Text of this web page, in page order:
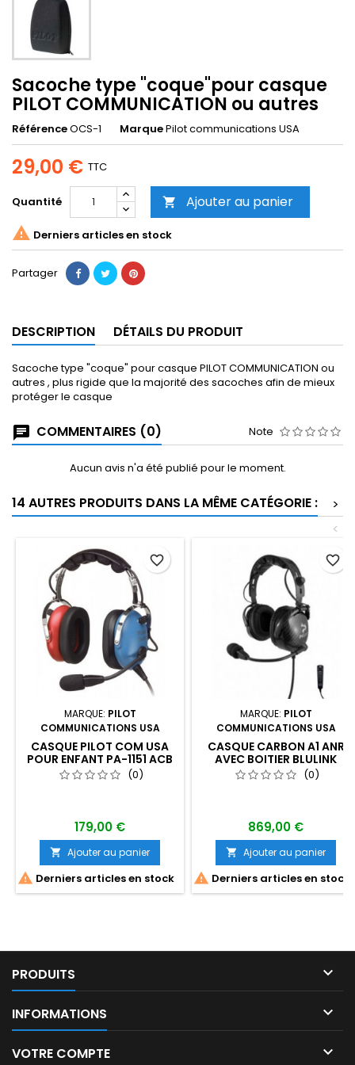
Sacoche type "coque"pour casque
PILOT COMMUNICATION ou autres
RéférenceOCS-1 MarquePilot communications USA
29,00 € TTC
Quantité  Ajouter au panier
 Derniers articles en stock
Partager
DESCRIPTION DÉTAILS DU PRODUIT
Sacoche type "coque" pour casque PILOT COMMUNICATION ou
autres , plus rigide que la majorité des sacoches afin de mieux
protéger le casque
COMMENTAIRES (0) Note
Aucun avis n'a été publié pour le moment.
14 AUTRES PRODUITS DANS LA MÊME CATÉGORIE :
>
<
MARQUE: PILOT
COMMUNICATIONS USA
CASQUE PILOT COM USA
POUR ENFANT PA-1151 ACB
(0)
179,00 €
 Ajouter au panier
 Derniers articles en stock
favorite_border
MARQUE: PILOT
COMMUNICATIONS USA
CASQUE CARBON A1 ANR
AVEC BOITIER BLULINK
(BLUETOOTH) PILOT COM
USA
(0)
869,00 €
 Ajouter au panier
 Derniers articles en stock
favorite_border
PRODUITS 
INFORMATIONS 
VOTRE COMPTE 